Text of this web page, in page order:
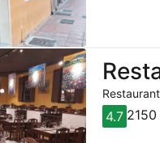
4.7